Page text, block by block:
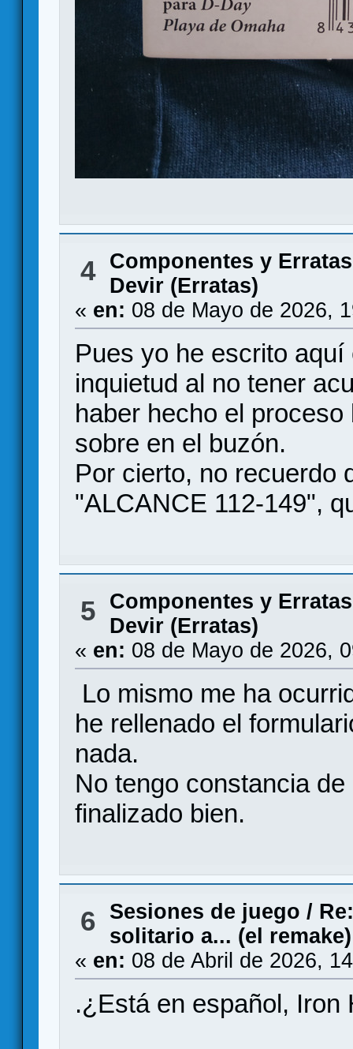
4 Componentes y Erratas
Devir (Erratas)
« en: 08 de Mayo de 2026,
Pues yo he escrito
inquietud al no tener
haber hecho el
sobre en el buzón.
Por cierto, no recuerdo
"ALCANCE 112-149",
5 Componentes y Erratas
Devir (Erratas)
« en: 08 de Mayo de 2026,
Lo mismo me ha
he rellenado el
nada.
No tengo constancia
finalizado bien.
6 Sesiones de juego /
solitario a... (el remake)
« en: 08 de Abril de 2026,
.¿Está en español, Iron